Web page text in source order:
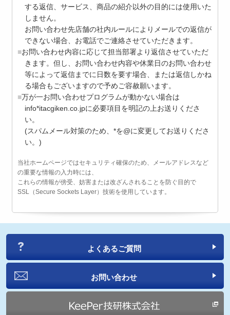
する返信、サービス、商品の紹介以外の目的には使用いた
しません。
お問い合わせ先店舗の社内ルールによりメールでの返信が
できない場合、お電話でご連絡させていただきます。
お問い合わせ内容に応じて担当部署より返信させていただ
きます。但し、お問い合わせ内容や休業日のお問い合わせ
等によって返信までに日数を要す場合、または返信しかね
る場合もございますので予めご容赦願います。
万が一お問い合わせプログラムが動かない場合は
info*itacgiken.co.jpに必要項目を明記の上お送りくださ
い。
(スパムメール対策のため、*を@に変更してお送りくださ
い。)
当社ホームページではセキュリティ確保のため、メールアドレスなど
の重要な情報の入力時には、
これらの情報が傍受、妨害または改ざんされることを防ぐ目的で
SSL（Secure Sockets Layer）技術を使用しています。
よくあるご質問
お問い合わせ